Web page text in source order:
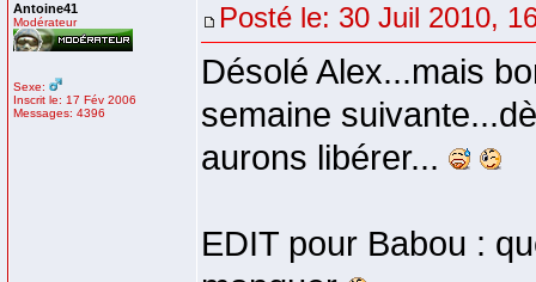
Antoine41
Modérateur
Sexe:
Inscrit le: 17 Fév 2006
Messages: 4396
Posté le: 30 Juil 2010,
Désolé Alex...mais
semaine
aurons libérer...
EDIT pour Babou :